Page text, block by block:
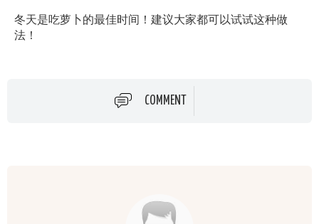
冬天是吃萝卜的最佳时间！建议大家都可以试试这种做
法！
COMMENT